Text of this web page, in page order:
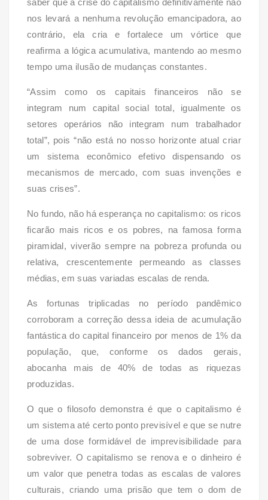
saber que a crise do capitalismo definitivamente não
nos levará a nenhuma revolução emancipadora, ao
contrário, ela cria e fortalece um vórtice que
reafirma a lógica acumulativa, mantendo ao mesmo
tempo uma ilusão de mudanças constantes.
“Assim como os capitais financeiros não se
integram num capital social total, igualmente os
setores operários não integram num trabalhador
total”, pois “não está no nosso horizonte atual criar
um sistema econômico efetivo dispensando os
mecanismos de mercado, com suas invenções e
suas crises”.
No fundo, não há esperança no capitalismo: os ricos
ficarão mais ricos e os pobres, na famosa forma
piramidal, viverão sempre na pobreza profunda ou
relativa, crescentemente permeando as classes
médias, em suas variadas escalas de renda.
As fortunas triplicadas no período pandêmico
corroboram a correção dessa ideia de acumulação
fantástica do capital financeiro por menos de 1% da
população, que, conforme os dados gerais,
abocanha mais de 40% de todas as riquezas
produzidas.
O que o filosofo demonstra é que o capitalismo é
um sistema até certo ponto previsível e que se nutre
de uma dose formidável de imprevisibilidade para
sobreviver. O capitalismo se renova e o dinheiro é
um valor que penetra todas as escalas de valores
culturais, criando uma prisão que tem o dom de